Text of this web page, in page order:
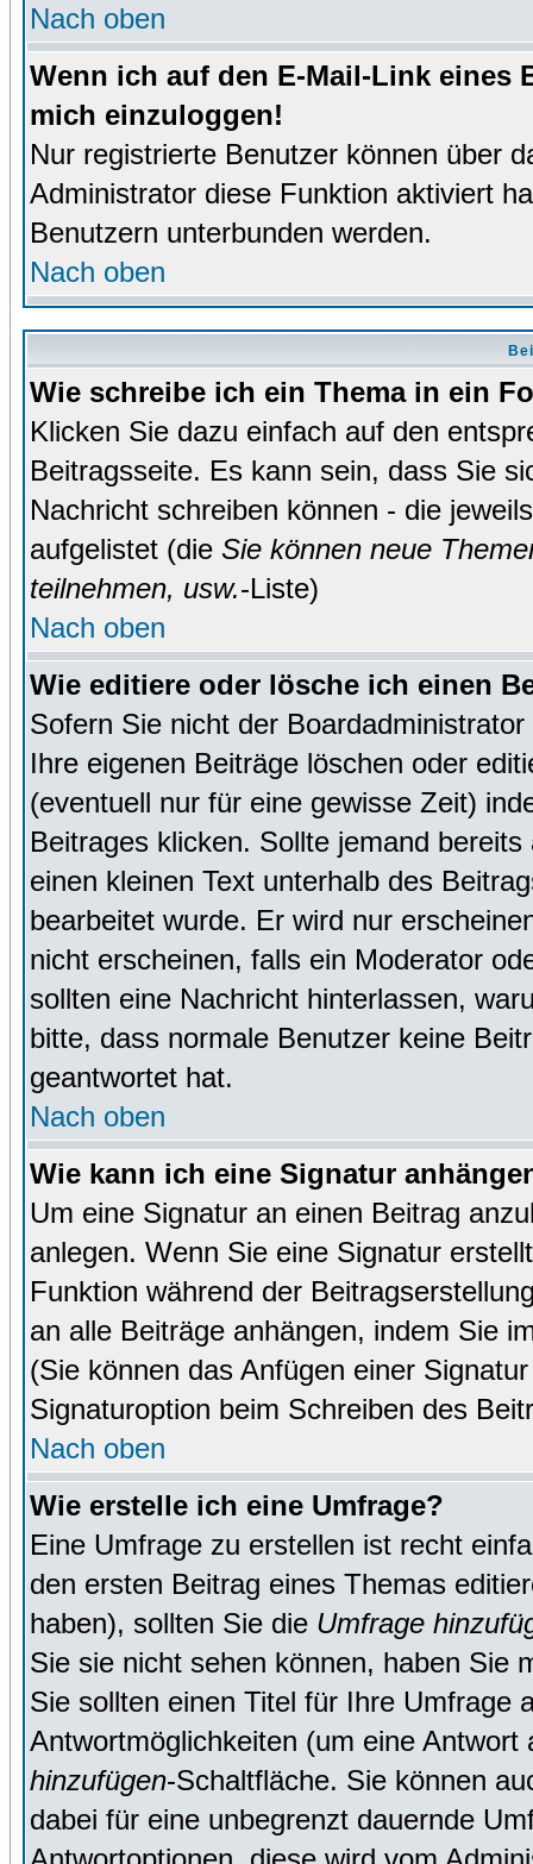
Nach oben
Wenn ich auf den E-Mail-Link eines
mich einzuloggen!
Nur registrierte Benutzer können über
Administrator diese Funktion aktiviert
Benutzern unterbunden werden.
Nach oben
Wie schreibe ich ein Thema in ein
Klicken Sie dazu einfach auf den
Beitragsseite. Es kann sein, dass Sie
Nachricht schreiben können - die
aufgelistet (die Sie können neue
teilnehmen, usw.-Liste)
Nach oben
Wie editiere oder lösche ich einen
Sofern Sie nicht der
Ihre eigenen Beiträge löschen oder
(eventuell nur für eine gewisse Zeit)
Beitrages klicken. Sollte jemand
einen kleinen Text unterhalb des
bearbeitet wurde. Er wird nur
nicht erscheinen, falls ein Moderator
sollten eine Nachricht hinterlassen,
bitte, dass normale Benutzer keine
geantwortet hat.
Nach oben
Wie kann ich eine Signatur
Um eine Signatur an einen Beitrag
anlegen. Wenn Sie eine Signatur
Funktion während der
an alle Beiträge anhängen, indem Sie
(Sie können das Anfügen einer
Signaturoption beim Schreiben des
Nach oben
Wie erstelle ich eine Umfrage?
Eine Umfrage zu erstellen ist recht
den ersten Beitrag eines Themas
haben), sollten Sie die Umfrage
Sie sie nicht sehen können, haben Sie
Sie sollten einen Titel für Ihre Umfrage
Antwortmöglichkeiten (um eine
hinzufügen-Schaltfläche. Sie können
dabei für eine unbegrenzt dauernde